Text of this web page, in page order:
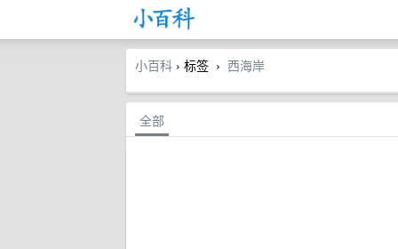
小百科 › 标签 › 西海岸
全部